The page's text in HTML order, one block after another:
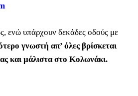
ενώ υπάρχουν δεκάδες οδούς με
γνωστή απ’ όλες βρίσκεται
και μάλιστα στο Κολωνάκι.